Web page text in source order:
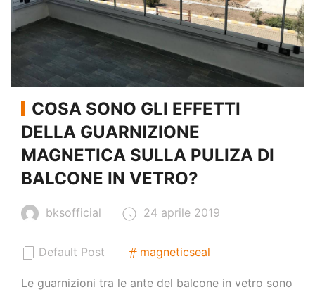
COSA SONO GLI EFFETTI
DELLA GUARNIZIONE
MAGNETICA SULLA PULIZA DI
BALCONE IN VETRO?
bksofficial 24 aprile 2019
Default Post magneticseal
Le guarnizioni tra le ante del balcone in vetro sono